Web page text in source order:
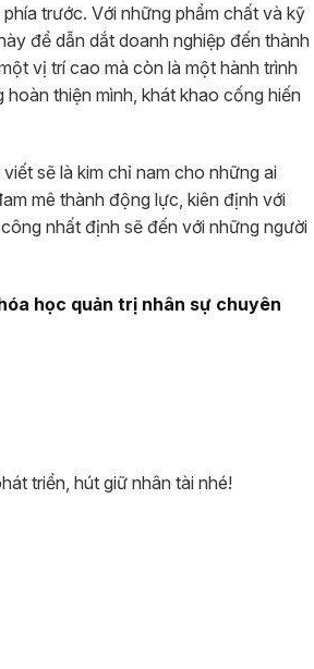
trước. Với những phẩm chất và kỹ
để dẫn dắt doanh nghiệp đến thành
vị trí cao mà còn là một hành trình
thiện mình, khát khao cống hiến
sẽ là kim chỉ nam cho những ai
mê thành động lực, kiên định với
nhất định sẽ đến với những người
học quản trị nhân sự chuyên
triển, hút giữ nhân tài nhé!